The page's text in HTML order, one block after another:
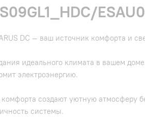
DC — ваш источник комфорта и
идеального климата в вашем
электроэнергию.
создают уютную атмосферу
системы.